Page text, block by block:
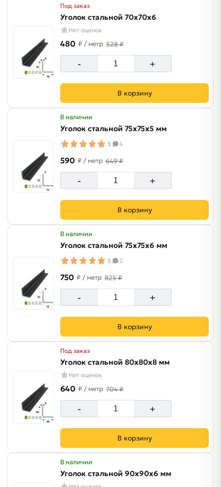
Под заказ
Уголок стальной 70х70х6
Нет оценок
480 ₽ / метр 528 ₽
- +
В корзину
В наличии
Уголок стальной 75х75х5 мм
5 4
590 ₽ / метр 649 ₽
- +
В корзину
В наличии
Уголок стальной 75х75х6 мм
5 2
750 ₽ / метр 825 ₽
- +
В корзину
Под заказ
Уголок стальной 80х80х8 мм
Нет оценок
640 ₽ / метр 704 ₽
- +
В корзину
В наличии
Уголок стальной 90х90х6 мм